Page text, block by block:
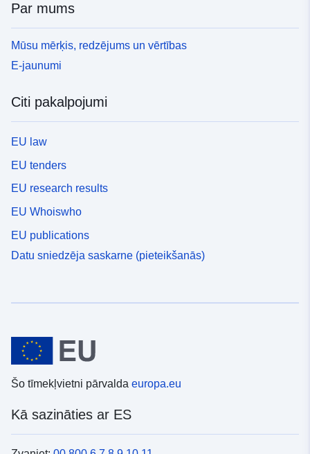
Par mums
Mūsu mērķis, redzējums un vērtības
E-jaunumi
Citi pakalpojumi
EU law
EU tenders
EU research results
EU Whoiswho
EU publications
Datu sniedzēja saskarne (pieteikšanās)
Šo tīmekļvietni pārvalda europa.eu
Kā sazināties ar ES